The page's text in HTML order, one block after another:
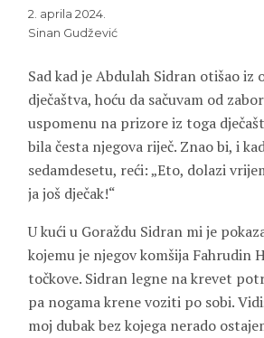
2. aprila 2024.
Sinan Gudžević
Sad kad jeAbdulah Sidran otišao iz
dječaštva, hoću da sačuvam od
uspomenu na prizore iz toga
bila česta njegova riječ. Znao bi, i
sedamdesetu, reći: „Eto, dolazi
ja još dječak!“
U kući u Goraždu Sidran mi je
kojemu je njegov komšija Fahrudin
točkove. Sidran legne na krevet
pa nogama krene voziti po sobi.
moj dubak bez kojega nerado